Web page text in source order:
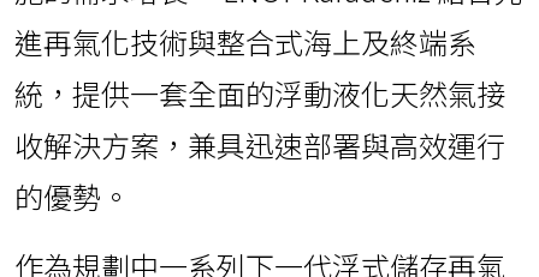
進再氣化技術與整合式海上及終端系
統，提供一套全面的浮動液化天然氣接
收解決方案，兼具迅速部署與高效運行
的優勢。
作為規劃中一系列下一代浮式儲存再氣